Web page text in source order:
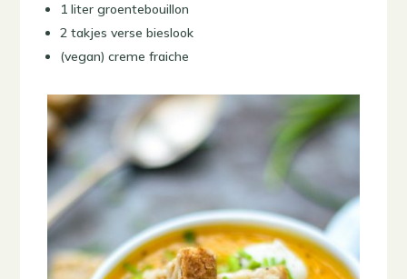
1 liter groentebouillon
2 takjes verse bieslook
(vegan) creme fraiche